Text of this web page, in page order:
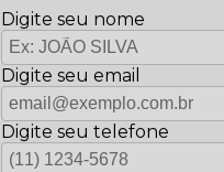
Digite seu nome
Digite seu email
Digite seu telefone